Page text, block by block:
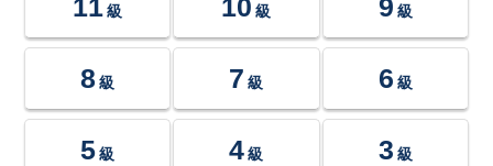
級 級 級
8 級 7 級 6 級
5 級 4 級 3 級